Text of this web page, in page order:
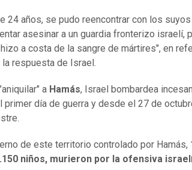
24 años, se pudo reencontrar con los
asesinar a un guardia fronterizo israelí,
a costa de la sangre de mártires", en
respuesta de Israel.
a Hamás, Israel bombardea
primer día de guerra y desde el 27 de
de este territorio controlado por Hamás,
niños, murieron por la ofensiva